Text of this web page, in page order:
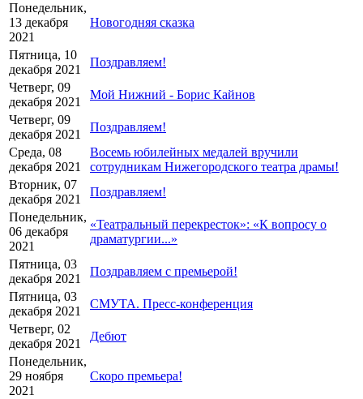
Понедельник,
13 декабря
2021
Новогодняя сказка
Пятница, 10
декабря 2021
Поздравляем!
Четверг, 09
декабря 2021
Мой Нижний - Борис Кайнов
Четверг, 09
декабря 2021
Поздравляем!
Среда, 08
декабря 2021
Восемь юбилейных медалей вручили
сотрудникам Нижегородского театра драмы!
Вторник, 07
декабря 2021
Поздравляем!
Понедельник,
06 декабря
2021
«Театральный перекресток»: «К вопросу о
драматургии...»
Пятница, 03
декабря 2021
Поздравляем с премьерой!
Пятница, 03
декабря 2021
СМУТА. Пресс-конференция
Четверг, 02
декабря 2021
Дебют
Понедельник,
29 ноября
2021
Скоро премьера!